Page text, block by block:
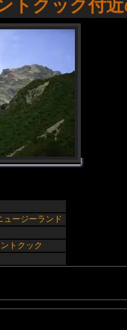
トクック付
ュージーランド
トクック